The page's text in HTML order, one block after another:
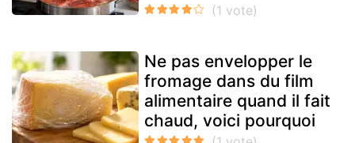
Ne pas envelopper le
fromage dans du film
alimentaire quand il fait
chaud, voici pourquoi